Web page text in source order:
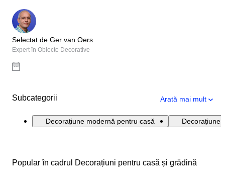
Selectat de Ger van Oers
Expert în Obiecte Decorative
Subcategorii Arată mai mult
Decorațiune modernă pentru casă Decorațiune
Popular în cadrul Decorațiuni pentru casă și grădină